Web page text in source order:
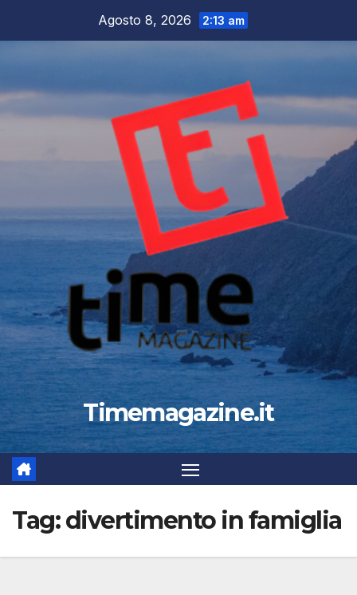
Agosto 8, 2026 2:13 am
Timemagazine.it
Tag:divertimento in famiglia